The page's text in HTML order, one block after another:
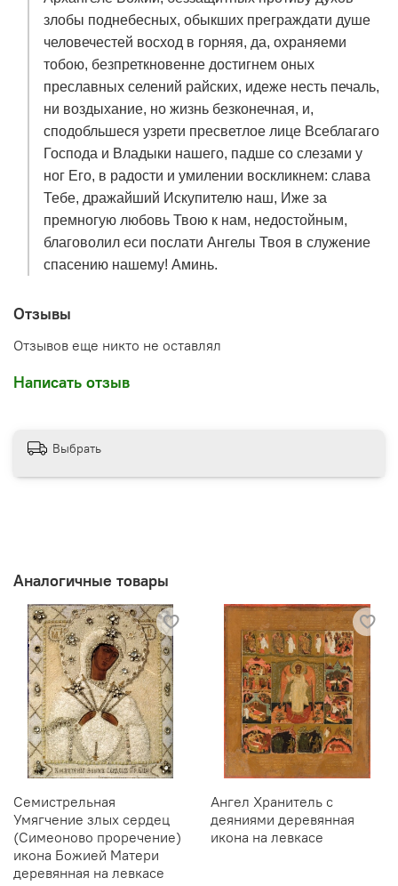
злобы поднебесных, обыкших преграждати душе
человечестей восход в горняя, да, охраняеми
тобою, безпреткновенне достигнем оных
преславных селений райских, идеже несть печаль,
ни воздыхание, но жизнь безконечная, и,
сподобльшеся узрети пресветлое лице Всеблагаго
Господа и Владыки нашего, падше со слезами у
ног Его, в радости и умилении воскликнем: слава
Тебе, дражайший Искупителю наш, Иже за
премногую любовь Твою к нам, недостойным,
благоволил еси послати Ангелы Твоя в служение
спасению нашему! Аминь.
Отзывы
Отзывов еще никто не оставлял
Написать отзыв
Выбрать
Аналогичные товары
Семистрельная
Умягчение злых сердец
(Симеоново проречение)
икона Божией Матери
деревянная на левкасе
Ангел Хранитель с
деяниями деревянная
икона на левкасе